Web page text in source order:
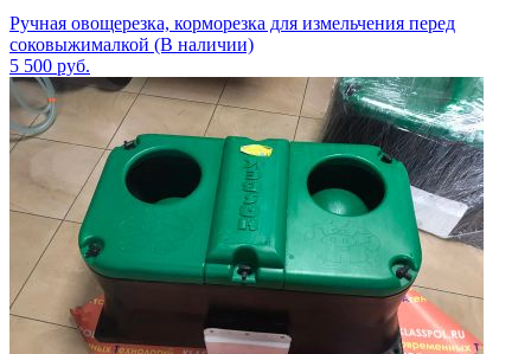
Ручная овощерезка, корморезка для измельчения перед
соковыжималкой (В наличии)
5 500 руб.